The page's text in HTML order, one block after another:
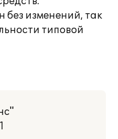
без изменений, так
типовой